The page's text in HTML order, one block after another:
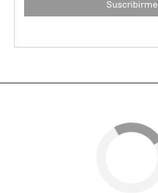
Suscribirme